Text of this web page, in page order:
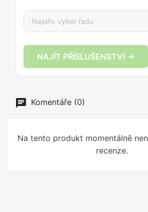
NAJÍT PŘÍSLUŠENSTVÍ →
Komentáře (0)
Na tento produkt momentálně
recenze.